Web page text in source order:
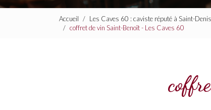
Accueil Les Caves 60 : caviste réputé à Saint-
coffret de vin Saint-Benoît - Les Caves 60